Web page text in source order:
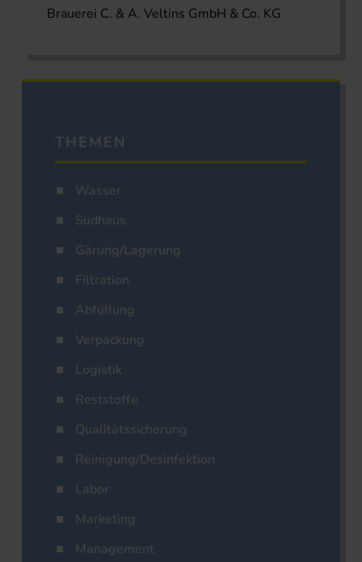
Brauerei C. & A. Veltins GmbH & Co. KG
THEMEN
Wasser
Sudhaus
Gärung/Lagerung
Filtration
Abfüllung
Verpackung
Logistik
Reststoffe
Qualitätssicherung
Reinigung/Desinfektion
Labor
Marketing
Management